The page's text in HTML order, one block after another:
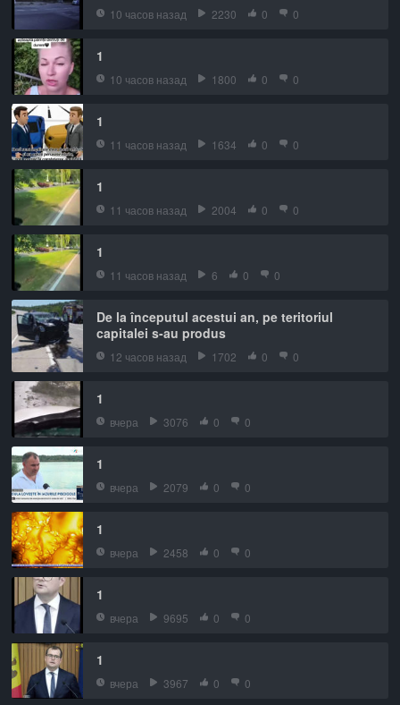
10 часов назад 2230 0 0
1
10 часов назад 1800 0 0
1
11 часов назад 1634 0 0
1
11 часов назад 2004 0 0
1
11 часов назад 6 0 0
De la începutul acestui an, pe teritoriul
capitalei s-au produs
12 часов назад 1702 0 0
1
вчера 3076 0 0
1
вчера 2079 0 0
1
вчера 2458 0 0
1
вчера 9695 0 0
1
вчера 3967 0 0